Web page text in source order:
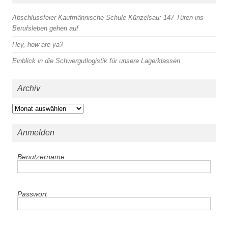
Abschlussfeier Kaufmännische Schule Künzelsau: 147 Türen ins
Berufsleben gehen auf
Hey, how are ya?
Einblick in die Schwergutlogistik für unsere Lagerklassen
Archiv
Archiv
Anmelden
Benutzername
Passwort